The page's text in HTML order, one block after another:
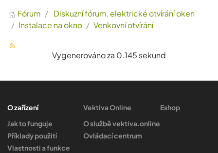
Fórum
Diskuzní fórum, elektrické otvírání oken
Instalace na okno
Venkovní otvírání
Vygenerováno za 0.145 sekund
O zařízení
Jak to funguje
Příklady použití
Vlastnosti a funkce
Vektiva Online
O službě vektiva.online
Ovládací centrum
Eshop